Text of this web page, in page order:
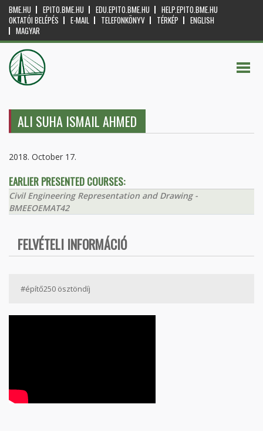
BME.HU EPITO.BME.HU EDU.EPITO.BME.HU
HELP.EPITO.BME.HU
OKTATÓI BELÉPÉS
E-MAIL TELEFONKÖNYV TÉRKÉP
ENGLISH
MAGYAR
ALI SUHA ISMAIL AHMED
2018. October 17.
EARLIER PRESENTED COURSES:
Civil Engineering Representation and Drawing -
BMEEOEMAT42
FELVÉTELI INFORMÁCIÓ
#építő250 ösztöndíj